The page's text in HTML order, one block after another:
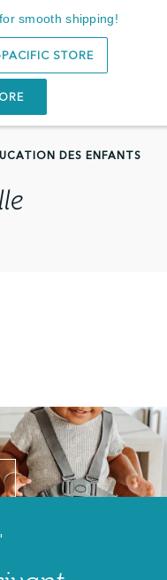
smooth shipping!
STORE
DES ENFANTS